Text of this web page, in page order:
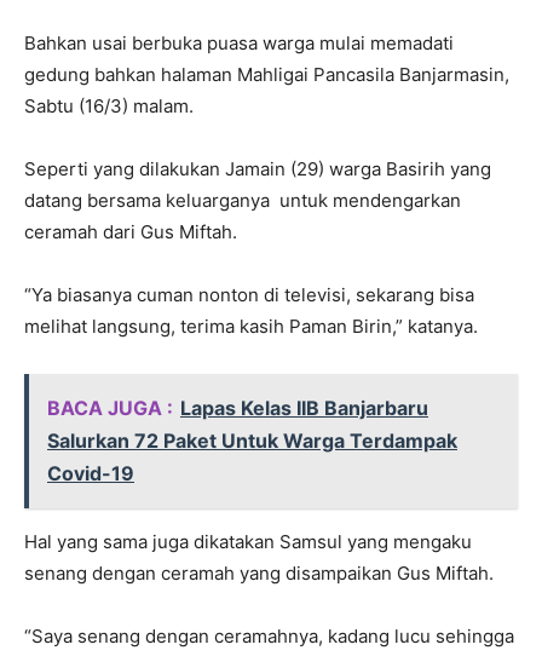
Bahkan usai berbuka puasa warga mulai memadati
gedung bahkan halaman Mahligai Pancasila Banjarmasin,
Sabtu (16/3) malam.
Seperti yang dilakukan Jamain (29) warga Basirih yang
datang bersama keluarganya untuk mendengarkan
ceramah dari Gus Miftah.
“Ya biasanya cuman nonton di televisi, sekarang bisa
melihat langsung, terima kasih Paman Birin,” katanya.
BACA JUGA : Lapas Kelas IIB Banjarbaru
Salurkan 72 Paket Untuk Warga Terdampak
Covid-19
Hal yang sama juga dikatakan Samsul yang mengaku
senang dengan ceramah yang disampaikan Gus Miftah.
“Saya senang dengan ceramahnya, kadang lucu sehingga